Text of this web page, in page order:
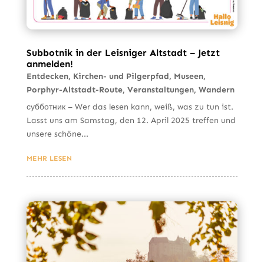
Subbotnik in der Leisniger Altstadt – Jetzt
anmelden!
Entdecken, Kirchen- und Pilgerpfad, Museen,
Porphyr-Altstadt-Route, Veranstaltungen, Wandern
субботник – Wer das lesen kann, weiß, was zu tun ist.
Lasst uns am Samstag, den 12. April 2025 treffen und
unsere schöne...
MEHR LESEN